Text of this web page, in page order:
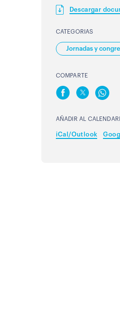
Descargar
CATEGORIAS
Jornadas y
COMPARTE
AÑADIR AL
iCal/Outlook